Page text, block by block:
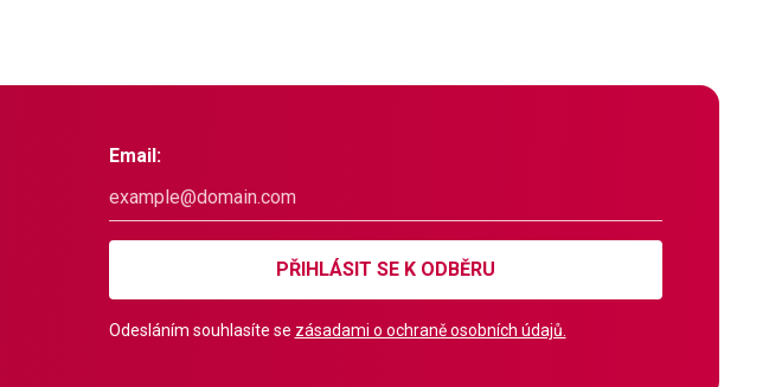
Email:
PŘIHLÁSIT SE K ODBĚRU
Odesláním souhlasíte se zásadami o ochraně osobních údajů.